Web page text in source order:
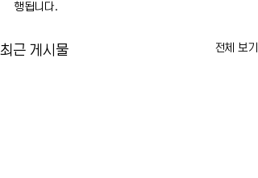
행됩니다.
최근 게시물 전체 보기